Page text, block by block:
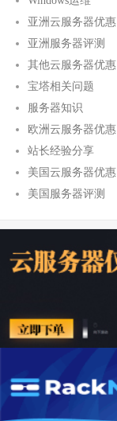
亚洲云服务器优惠
亚洲服务器评测
其他云服务器优惠
宝塔相关问题
服务器知识
欧洲云服务器优惠
站长经验分享
美国云服务器优惠
美国服务器评测